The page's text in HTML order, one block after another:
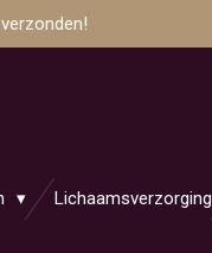
Lichaamsverzorging